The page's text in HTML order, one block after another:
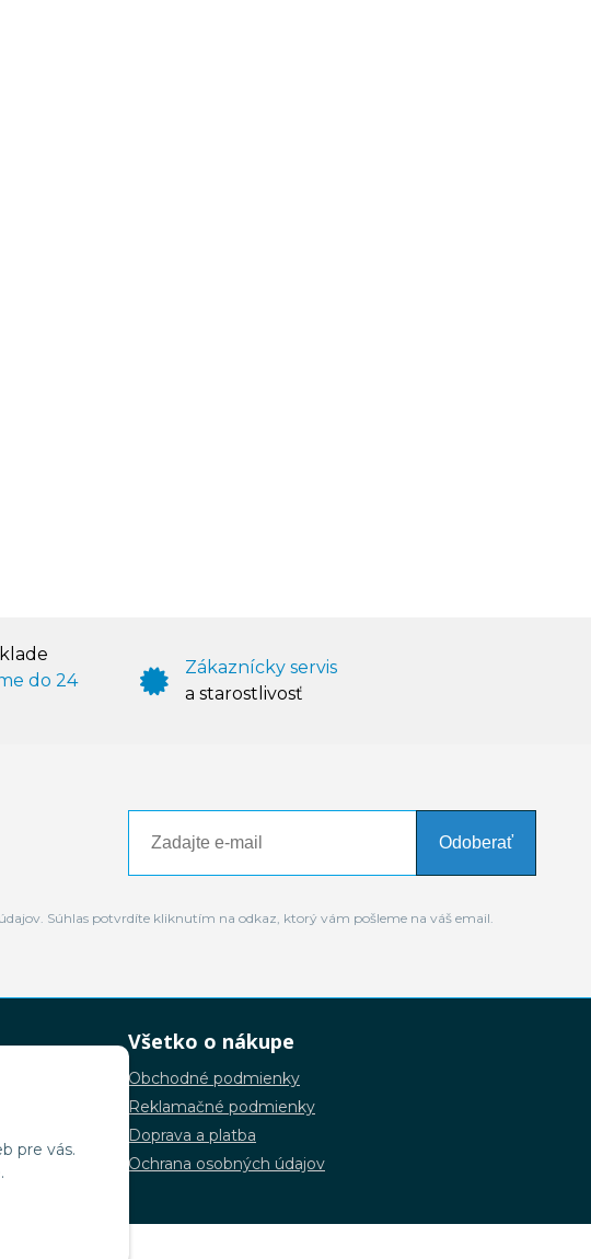
pre vás.
do 24
Zákaznícky servis
a starostlivosť
Odoberať
Súhlas potvrdíte kliknutím na odkaz, ktorý vám pošleme na váš email.
Všetko o nákupe
Obchodné podmienky
Reklamačné podmienky
Doprava a platba
Ochrana osobných údajov